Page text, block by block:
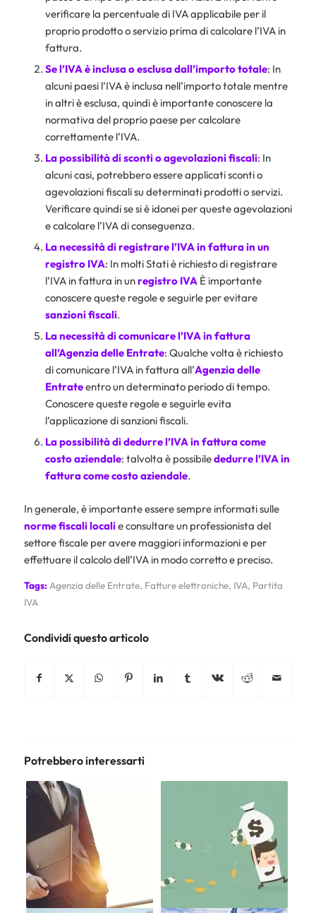
verificare la percentuale di IVA applicabile per il
proprio prodotto o servizio prima di calcolare l’IVA in
fattura.
Se l’IVA è inclusa o esclusa dall’importo totale: In
alcuni paesi l’IVA è inclusa nell’importo totale mentre
in altri è esclusa, quindi è importante conoscere la
normativa del proprio paese per calcolare
correttamente l’IVA.
La possibilità di sconti o agevolazioni fiscali: In
alcuni casi, potrebbero essere applicati sconti o
agevolazioni fiscali su determinati prodotti o servizi.
Verificare quindi se si è idonei per queste agevolazioni
e calcolare l’IVA di conseguenza.
La necessità di registrare l’IVA in fattura in un
registro IVA: In molti Stati è richiesto di registrare
l’IVA in fattura in unregistro IVA È importante
conoscere queste regole e seguirle per evitare
sanzionifiscali.
La necessità di comunicare l’IVA in fattura
all’Agenzia delle Entrate: Qualche volta è richiesto
di comunicare l’IVA in fattura all’Agenzia delle
Entrateentro un determinato periodo di tempo.
Conoscere queste regole e seguirle evita
l’applicazione di sanzioni fiscali.
La possibilità di dedurre l’IVA in fattura come
costo aziendale: talvolta è possibilededurre l’IVA in
fattura come costo aziendale.
In generale, è importante essere sempre informati sulle
norme fiscali localie consultare un professionista del
settore fiscale per avere maggiori informazioni e per
effettuare il calcolo dell’IVA in modo corretto e preciso.
Tags:Agenzia delle Entrate, Fatture elettroniche, IVA, Partita
IVA
Condividi questo articolo
Potrebbero interessarti